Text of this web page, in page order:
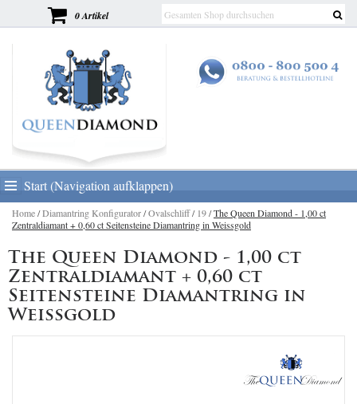
0 Artikel
Start (Navigation aufklappen)
Home/Diamantring Konfigurator/Ovalschliff/ 19/The Queen Diamond - 1,00 ct
Zentraldiamant + 0,60 ct Seitensteine Diamantring in Weissgold
The Queen Diamond - 1,00 ct
Zentraldiamant + 0,60 ct
Seitensteine Diamantring in
Weissgold